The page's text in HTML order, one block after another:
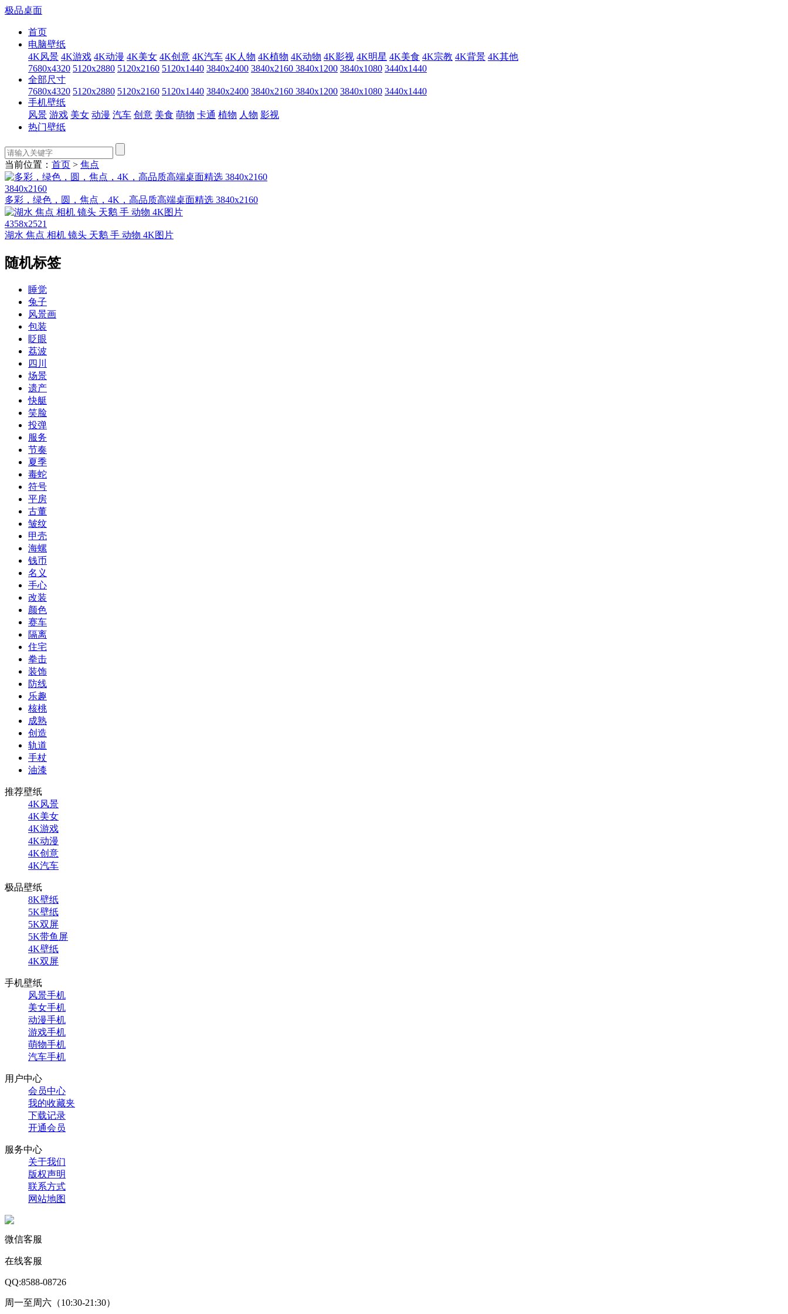
极品桌面
首页
电脑壁纸
4K风景 4K游戏 4K动漫 4K美女 4K创意 4K汽车 4K人物 4K植物 4K动物 4K影视 4K明星 4K美食 4K宗教 4K背景 4K其他
7680x4320 5120x2880 5120x2160 5120x1440 3840x2400 3840x2160 3840x1200 3840x1080 3440x1440
全部尺寸
7680x4320 5120x2880 5120x2160 5120x1440 3840x2400 3840x2160 3840x1200 3840x1080 3440x1440
手机壁纸
风景 游戏 美女 动漫 汽车 创意 美食 萌物 卡通 植物 人物 影视
热门壁纸
当前位置： 首页 > 焦点
3840x2160
多彩，绿色，圆，焦点，4K，高品质高端桌面精选 3840x2160
4358x2521
湖水 焦点 相机 镜头 天鹅 手 动物 4K图片
随机标签
睡觉
兔子
风景画
包装
眨眼
荔波
四川
场景
遗产
快艇
笑脸
投弹
服务
节奏
夏季
毒蛇
符号
平房
古董
皱纹
甲壳
海螺
钱币
名义
手心
改装
颜色
赛车
隔离
住宅
拳击
装饰
防线
乐趣
核桃
成熟
创造
轨道
手杖
油漆
推荐壁纸
4K风景
4K美女
4K游戏
4K动漫
4K创意
4K汽车
极品壁纸
8K壁纸
5K壁纸
5K双屏
5K带鱼屏
4K壁纸
4K双屏
手机壁纸
风景手机
美女手机
动漫手机
游戏手机
萌物手机
汽车手机
用户中心
会员中心
我的收藏夹
下载记录
开通会员
服务中心
关于我们
版权声明
联系方式
网站地图
微信客服
在线客服
QQ:8588-08726
周一至周六（10:30-21:30）